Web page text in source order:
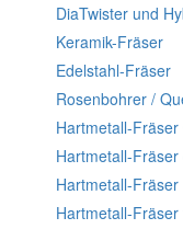
DiaTwister und
Keramik-Fräser
Edelstahl-Fräser
Rosenbohrer /
Hartmetall-
Hartmetall-
Hartmetall-
Hartmetall-Fräser